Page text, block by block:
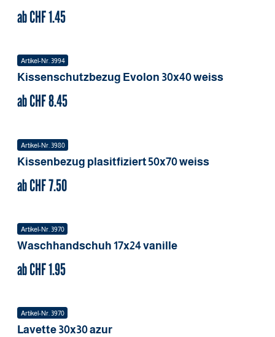
ab CHF1.45
Artikel-Nr. 3994
Kissenschutzbezug Evolon 30x40weiss
ab CHF8.45
Artikel-Nr. 3980
Kissenbezug plasitfiziert50x70weiss
ab CHF7.50
Artikel-Nr. 3970
Waschhandschuh 17x24vanille
ab CHF1.95
Artikel-Nr. 3970
Lavette 30x30azur